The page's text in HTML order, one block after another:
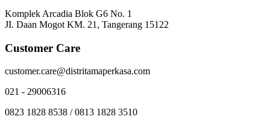
Komplek Arcadia Blok G6 No. 1
JI. Daan Mogot KM. 21, Tangerang 15122
Customer Care
customer.care@distritamaperkasa.com
021 - 29006316
0823 1828 8538 / 0813 1828 3510